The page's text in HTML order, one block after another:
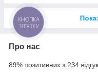
Про нас
89% позитивних з 234
КНОПКА
ЗВ'ЯЗКУ